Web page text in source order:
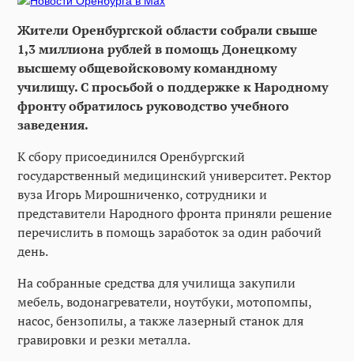
Жители Оренбургской области собрали свыше
1,3 миллиона рублей в помощь Донецкому
высшему общевойсковому командному
училищу. С просьбой о поддержке к Народному
фронту обратилось руководство учебного
заведения.
К сбору присоединился Оренбургский
государственный медицинский университет. Ректор
вуза Игорь Мирошниченко, сотрудники и
представители Народного фронта приняли решение
перечислить в помощь заработок за один рабочий
день.
На собранные средства для училища закупили
мебель, водонагреватели, ноутбуки, мотопомпы,
насос, бензопилы, а также лазерный станок для
гравировки и резки металла.